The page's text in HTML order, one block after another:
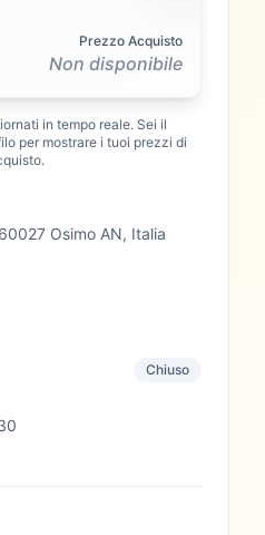
Prezzo Acquisto
Non disponibile
in tempo reale. Sei il
per mostrare i tuoi prezzi di
Osimo AN, Italia
Chiuso